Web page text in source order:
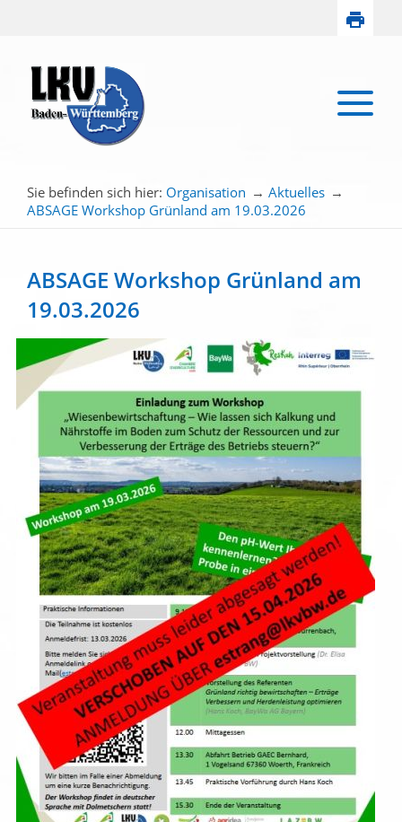
Sie befinden sich hier: Organisation → Aktuelles →
ABSAGE Workshop Grünland am 19.03.2026
ABSAGE Workshop Grünland am
19.03.2026